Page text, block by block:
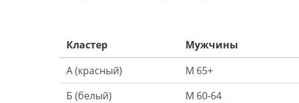
Кластер Мужчины
А (красный)
М 65+
Б (белый)
М 60-64